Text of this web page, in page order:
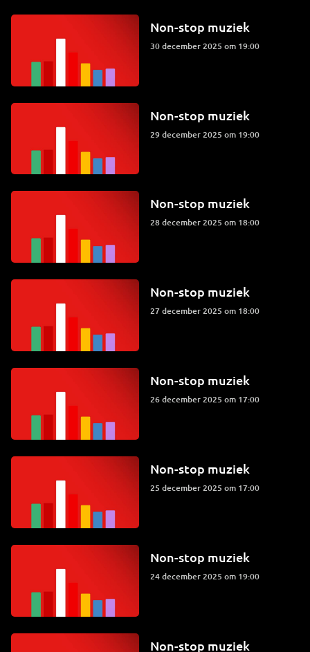
Non-stop muziek
30 december 2025 om 19:00
Non-stop muziek
29 december 2025 om 19:00
Non-stop muziek
28 december 2025 om 18:00
Non-stop muziek
27 december 2025 om 18:00
Non-stop muziek
26 december 2025 om 17:00
Non-stop muziek
25 december 2025 om 17:00
Non-stop muziek
24 december 2025 om 19:00
Non-stop muziek